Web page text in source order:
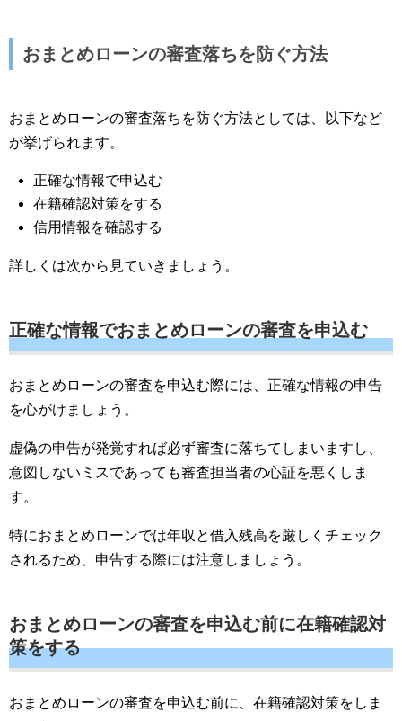
おまとめローンの審査落ちを防ぐ方法
おまとめローンの審査落ちを防ぐ方法としては、以下など
が挙げられます。
正確な情報で申込む
在籍確認対策をする
信用情報を確認する
詳しくは次から見ていきましょう。
正確な情報でおまとめローンの審査を申込む
おまとめローンの審査を申込む際には、正確な情報の申告
を心がけましょう。
虚偽の申告が発覚すれば必ず審査に落ちてしまいますし、
意図しないミスであっても審査担当者の心証を悪くしま
す。
特におまとめローンでは年収と借入残高を厳しくチェック
されるため、申告する際には注意しましょう。
おまとめローンの審査を申込む前に在籍確認対
策をする
おまとめローンの審査を申込む前に、在籍確認対策をしま